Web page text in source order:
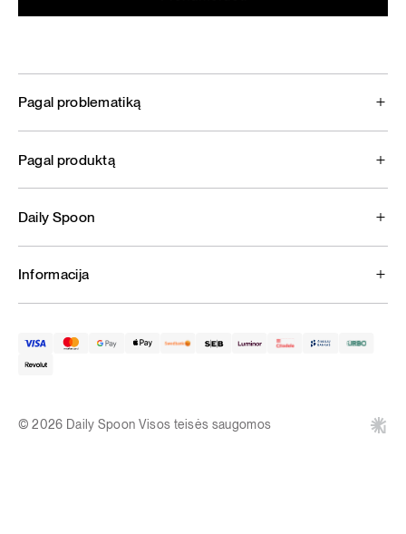
Pagal problematiką
Pagal produktą
Daily Spoon
Informacija
© 2026 Daily Spoon Visos teisės saugomos